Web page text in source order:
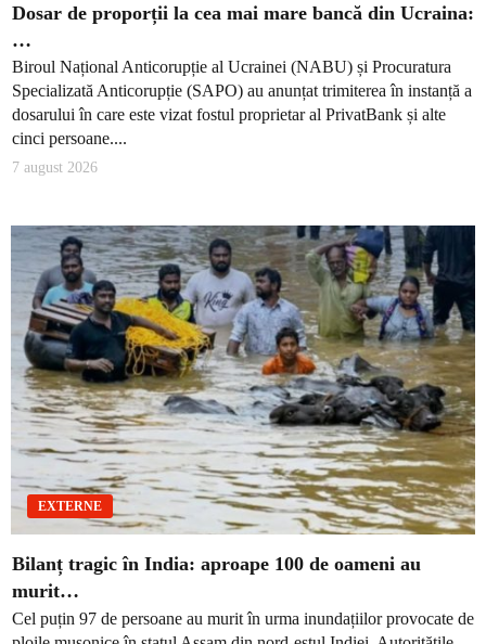
Dosar de proporții la cea mai mare bancă din Ucraina:
…
Biroul Național Anticorupție al Ucrainei (NABU) și Procuratura
Specializată Anticorupție (SAPO) au anunțat trimiterea în instanță a
dosarului în care este vizat fostul proprietar al PrivatBank și alte
cinci persoane....
7 august 2026
EXTERNE
Bilanț tragic în India: aproape 100 de oameni au
murit…
Cel puțin 97 de persoane au murit în urma inundațiilor provocate de